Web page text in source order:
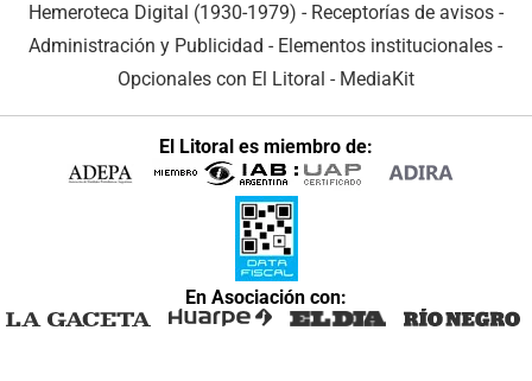
Hemeroteca Digital (1930-1979) - Receptorías de avisos -
Administración y Publicidad - Elementos institucionales -
Opcionales con El Litoral - MediaKit
El Litoral es miembro de:
En Asociación con: